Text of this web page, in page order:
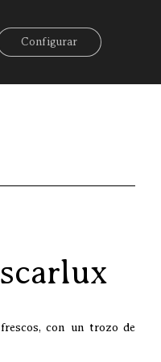
con un trozo de
Configurar